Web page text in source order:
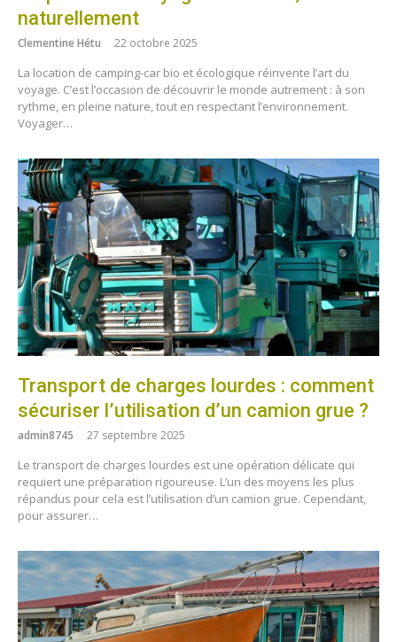
naturellement
Clementine Hétu 22 octobre 2025
La location de camping-car bio et écologique réinvente l’art du
voyage. C’est l’occasion de découvrir le monde autrement : à son
rythme, en pleine nature, tout en respectant l’environnement.
Voyager…
Transport de charges lourdes : comment
sécuriser l’utilisation d’un camion grue ?
admin8745 27 septembre 2025
Le transport de charges lourdes est une opération délicate qui
requiert une préparation rigoureuse. L’un des moyens les plus
répandus pour cela est l’utilisation d’un camion grue. Cependant,
pour assurer…